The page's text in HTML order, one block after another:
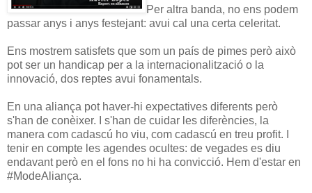
Per altra banda, no ens podem
passar anys i anys festejant: avui cal una certa celeritat.
Ens mostrem satisfets que som un país de pimes però això
pot ser un handicap per a la internacionalització o la
innovació, dos reptes avui fonamentals.
En una aliança pot haver-hi expectatives diferents però
s'han de conèixer. I s'han de cuidar les diferències, la
manera com cadascú ho viu, com cadascú en treu profit. I
tenir en compte les agendes ocultes: de vegades es diu
endavant però en el fons no hi ha convicció. Hem d'estar en
#ModeAliança.